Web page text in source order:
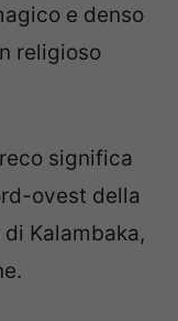
e denso
religioso
significa
ovest della
Kalambaka,